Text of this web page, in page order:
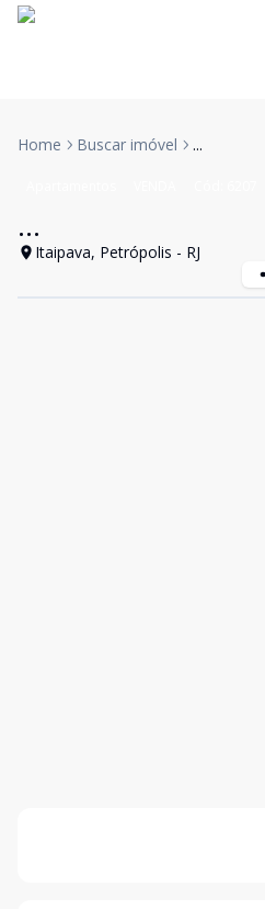
Home Buscar imóvel ...
...
Itaipava, Petrópolis - RJ